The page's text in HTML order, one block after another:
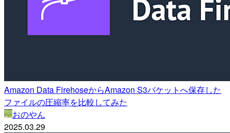
Amazon Data FirehoseからAmazon S3バケットへ保存した
ファイルの圧縮率を比較してみた
おのやん
2025.03.29